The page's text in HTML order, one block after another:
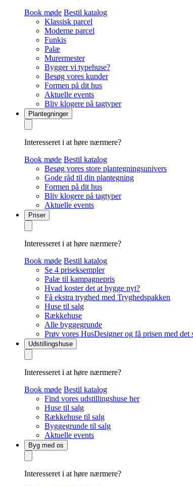
Book møde Bestil katalog
Klassisk parcel
Moderne parcel
Funkis
Palæ
Murermester
Bygger vi typehuse?
Besøg vores kunder
Formen på dit hus
Aktuelle events
Bliv klogere på tagtyper
Plantegninger
Interesseret i at høre nærmere?
Book møde Bestil katalog
Besøg vores store plantegningsunivers
Gode råd til din plantegning
Formen på dit hus
Bliv klogere på tagtyper
Aktuelle events
Priser
Interesseret i at høre nærmere?
Book møde Bestil katalog
Se 4 priseksempler
Palæ til kampagnepris
Hvad koster det at bygge nyt?
Få ekstra tryghed med Tryghedspakken
Huse til salg
Rækkehuse
Alle byggegrunde
Prøv vores HusDesigner og få prisen med det
Udstillingshuse
Interesseret i at høre nærmere?
Book møde Bestil katalog
Find vores udstillingshuse her
Huse til salg
Rækkehuse til salg
Byggegrunde til salg
Aktuelle events
Byg med os
Interesseret i at høre nærmere?